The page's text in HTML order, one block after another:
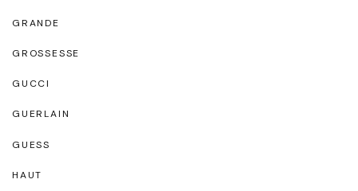
GRANDE
GROSSESSE
GUCCI
GUERLAIN
GUESS
HAUT